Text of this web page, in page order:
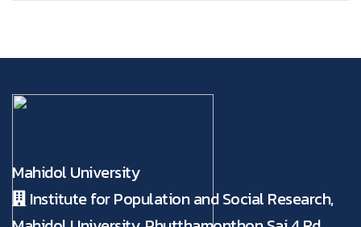
Mahidol University
Institute for Population and Social Research,